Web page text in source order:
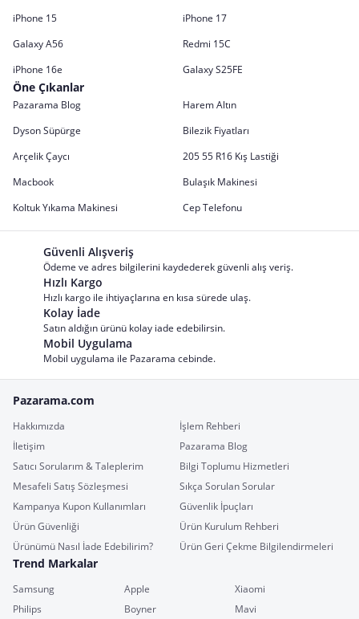
iPhone 15
iPhone 17
Galaxy A56
Redmi 15C
iPhone 16e
Galaxy S25FE
Öne Çıkanlar
Pazarama Blog
Harem Altın
Dyson Süpürge
Bilezik Fiyatları
Arçelik Çaycı
205 55 R16 Kış Lastiği
Macbook
Bulaşık Makinesi
Koltuk Yıkama Makinesi
Cep Telefonu
Güvenli Alışveriş
Ödeme ve adres bilgilerini kaydederek güvenli alış veriş.
Hızlı Kargo
Hızlı kargo ile ihtiyaçlarına en kısa sürede ulaş.
Kolay İade
Satın aldığın ürünü kolay iade edebilirsin.
Mobil Uygulama
Mobil uygulama ile Pazarama cebinde.
Pazarama.com
Hakkımızda
İşlem Rehberi
İletişim
Pazarama Blog
Satıcı Sorularım & Taleplerim
Bilgi Toplumu Hizmetleri
Mesafeli Satış Sözleşmesi
Sıkça Sorulan Sorular
Kampanya Kupon Kullanımları
Güvenlik İpuçları
Ürün Güvenliği
Ürün Kurulum Rehberi
Ürünümü Nasıl İade Edebilirim?
Ürün Geri Çekme Bilgilendirmeleri
Trend Markalar
Samsung Apple
Xiaomi
Philips
Boyner
Mavi